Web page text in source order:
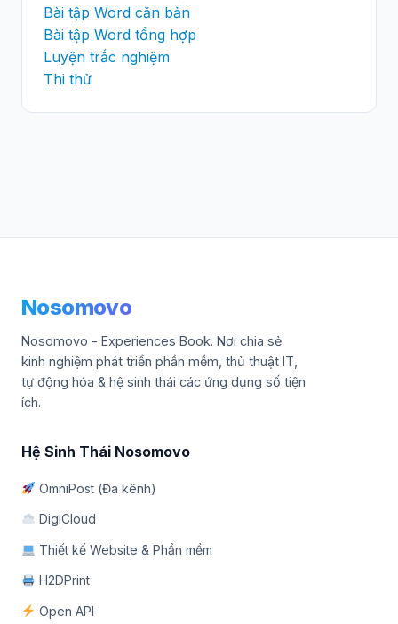
Bài tập Word căn bản
Bài tập Word tổng hợp
Luyện trắc nghiệm
Thi thử
Nosomovo
Nosomovo - Experiences Book. Nơi chia sẻ
kinh nghiệm phát triển phần mềm, thủ thuật IT,
tự động hóa & hệ sinh thái các ứng dụng số tiện
ích.
Hệ Sinh Thái Nosomovo
OmniPost (Đa kênh)
DigiCloud
Thiết kế Website & Phần mềm
H2DPrint
Open API